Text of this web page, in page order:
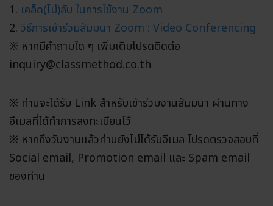
1. เคล็ด(ไม่)ลับ ในการใช้งาน Zoom
2. วิธีการเข้าร่วมสัมมนา Zoom : Video Conferencing
※ หากมีคำถามใด ๆ เพิ่มเติมโปรดติดต่อ
inquiry@classmethod.co.th
※ ท่านจะได้รับ Link สำหรับเข้าร่วมงานสัมมนา ผ่านทาง
อีเมลที่ได้ทำการลงทะเบียนไว้
※ หากถึงวันงานแล้วท่านยังไม่ได้รับอีเมล โปรดตรวจสอบที่
Social email, Promotion email และ Spam email
ของท่าน